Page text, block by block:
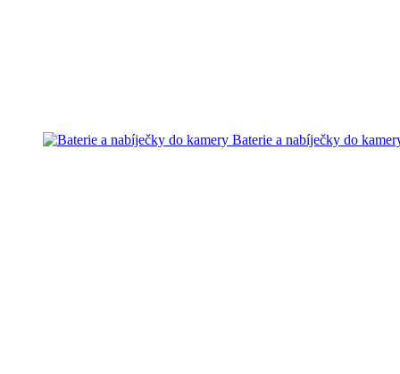
Baterie a nabíječky do